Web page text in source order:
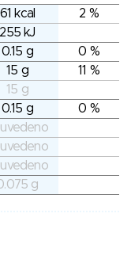
61 kcal
2 %
255 kJ
0.15 g
0 %
15 g
11 %
15 g
0.15 g
0 %
g